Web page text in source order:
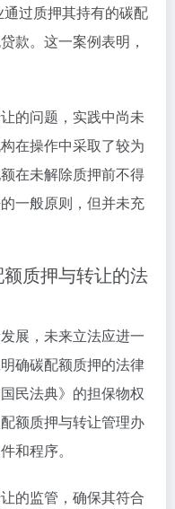
过质押其持有的碳配
款。这一案例表明，
的问题，实践中尚未
在操作中采取了较为
在未解除质押前不得
一般原则，但并未充
质押与转让的法
展，未来立法应进一
确碳配额质押的法律
民法典》的担保物权
额质押与转让管理办
和程序。
的监管，确保其符合